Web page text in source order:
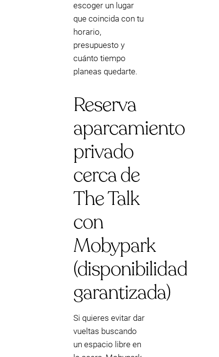
escoger un lugar
que coincida con tu
horario,
presupuesto y
cuánto tiempo
planeas quedarte.
Reserva
aparcamiento
privado
cerca de
The Talk
con
Mobypark
(disponibilidad
garantizada)
Si quieres evitar dar
vueltas buscando
un espacio libre en